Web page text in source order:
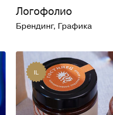
Логофолио
Брендинг, Графика
IL